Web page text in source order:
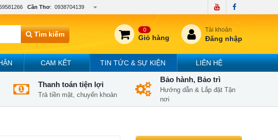
Cần Thơ: 0938704139
Tìm kiếm
0
Giỏ hàng
Tài khoản
Đăng nhập
CAM KẾT TIN TỨC & SỰ KIỆN LIÊN HỆ
Thanh toán tiện lợi
Trả tiền mặt, chuyển khoản
Bảo hành, Bảo trì
Hướng dẫn & Lắp đặt Tận
nơi